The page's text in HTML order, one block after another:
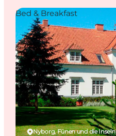
Nyborg, Fünen und die Inseln
Bed & Breakfast